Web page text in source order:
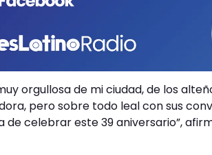
orgullosa de mi ciudad, de los
pero sobre todo leal con sus
de celebrar este 39 aniversario”,